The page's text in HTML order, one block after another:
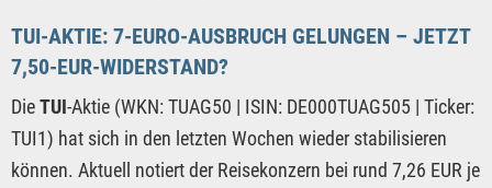
TUI-AKTIE: 7-EURO-AUSBRUCH GELUNGEN – JETZT
7,50-EUR-WIDERSTAND?
DieTUI-Aktie (WKN: TUAG50 | ISIN: DE000TUAG505 | Ticker:
TUI1) hat sich in den letzten Wochen wieder stabilisieren
können. Aktuell notiert der Reisekonzern bei rund 7,26 EUR je